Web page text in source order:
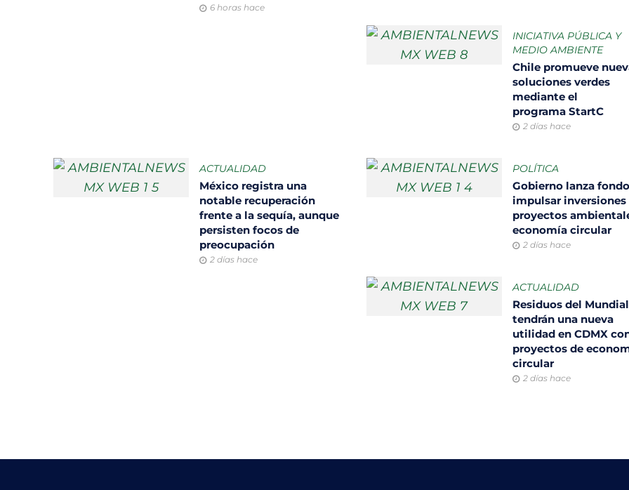
6 horas hace
INICIATIVA PÚBLICA Y
MEDIO AMBIENTE
Chile promueve
soluciones verdes
mediante el
programa StartC
2 días hace
ACTUALIDAD
México registra una
notable recuperación
frente a la sequía, aunque
persisten focos de
preocupación
2 días hace
POLÍTICA
Gobierno lanza
impulsar inversiones
proyectos
economía circular
2 días hace
ACTUALIDAD
Residuos del
tendrán una nueva
utilidad en CDMX
proyectos de
circular
2 días hace